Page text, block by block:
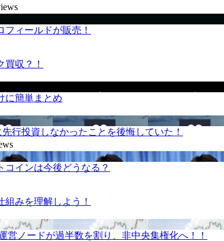
ィールドが販売！
収？！
に簡単まとめ
行投資しなかったことを後悔していた！
コインは今後どうなる？
みを理解しよう！
営ノードが過半数を割り、非中央集権化へ！！